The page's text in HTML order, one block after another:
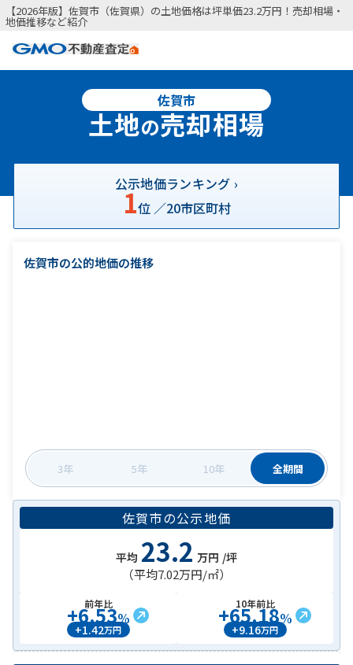
【2026年版】佐賀市（佐賀県）の土地価格は坪単価23.2万円！売却相場・
地価推移など紹介
佐賀市
土地の売却相場
公示地価ランキング ›
1位 ／20市区町村
佐賀市の公的地価の推移
3年 5年 10年 全期間
佐賀市の公示地価
平均 23.2 万円 /坪
（平均7.02万円/㎡）
前年比
+6.53%
+1.42万円
10年前比
+65.18%
+9.16万円